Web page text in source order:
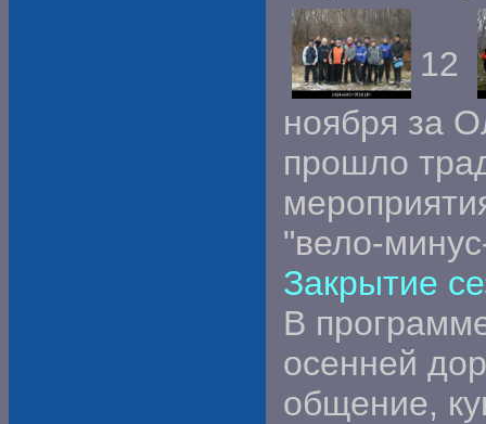
12
ноября за
прошло
"вело-
Закрытие
В
осенней
общение,